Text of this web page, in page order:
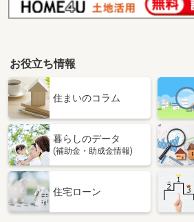
お役立ち情報
住まいのコラム
暮らしのデータ
(補助金・助成金情報)
住宅ローン